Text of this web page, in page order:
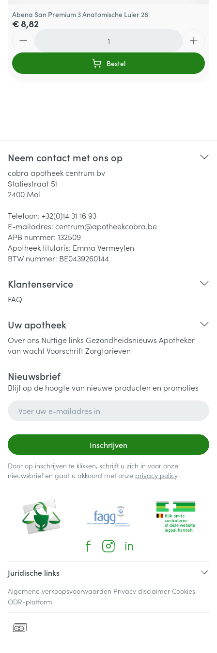
Abena San Premium 3 Anatomische Luier 28
€ 8,82
Bestel
Neem contact met ons op
cobra apotheek centrum bv
Statiestraat 51
2400 Mol
Telefoon: +32(0)14 31 16 93
E-mailadres: centrum@apotheekcobra.be
APB nummer: 132509
Apotheek titularis: Emma Vermeylen
BTW nummer: BE0439260144
Klantenservice
FAQ
Uw apotheek
Over ons Nuttige links Gezondheidsnieuws Apotheker
van wachtVoorschriftZorgtarieven
Nieuwsbrief
Blijf op de hoogte van nieuwe producten en promoties
Inschrijven
Door op inschrijven te klikken, schrijft u zich in voor onze
nieuwsbrief en gaat u akkoord met onze privacy policy.
Juridische links
Algemene verkoopsvoorwaarden Privacy disclaimer Cookies
ODR-platform